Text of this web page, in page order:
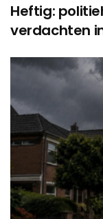
Heftig:
verdachten